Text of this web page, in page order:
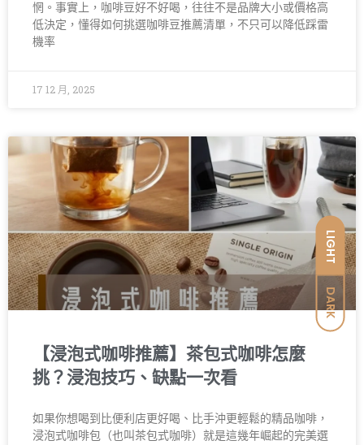
LIGHT
DARK
惘。事實上，咖啡豆好不好喝，往往不是品牌大小或價格高
低決定，懂得如何挑選咖啡豆推薦清單，不只可以降低踩雷
機率
17 12 月, 2025
【浸泡式咖啡推薦】茶包式咖啡怎麼
挑？浸泡技巧、缺點一次看
如果你想喝到比便利店更好喝、比手沖更輕鬆的精品咖啡，
浸泡式咖啡包（也叫茶包式咖啡）就是這幾年崛起的完美選